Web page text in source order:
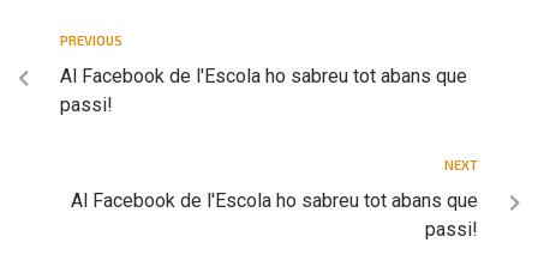
PREVIOUS
Al Facebook de l'Escola ho sabreu tot abans que
passi!
NEXT
Al Facebook de l'Escola ho sabreu tot abans que
passi!